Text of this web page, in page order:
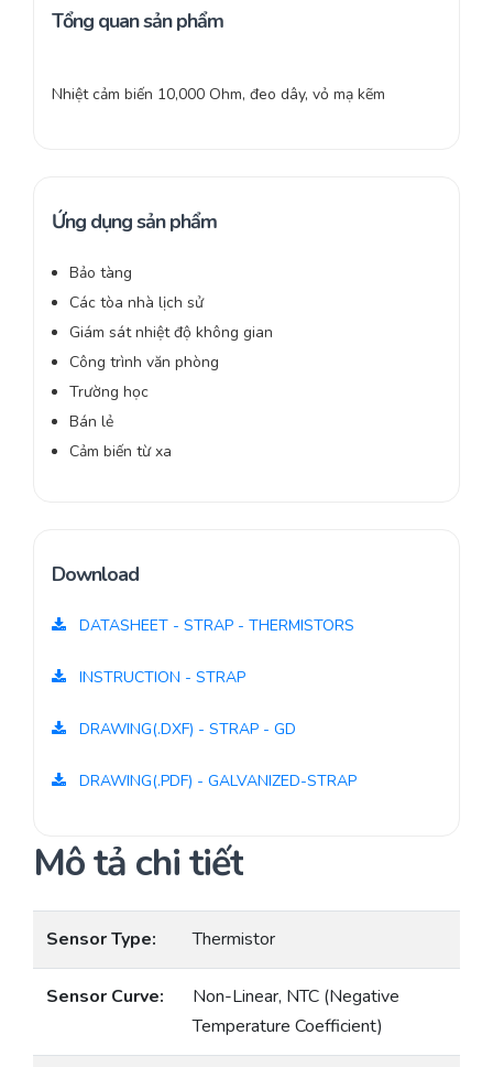
Tổng quan sản phẩm
Nhiệt cảm biến 10,000 Ohm, đeo dây, vỏ mạ kẽm
Ứng dụng sản phẩm
Bảo tàng
Các tòa nhà lịch sử
Giám sát nhiệt độ không gian
Công trình văn phòng
Trường học
Bán lẻ
Cảm biến từ xa
Download
DATASHEET - STRAP - THERMISTORS
INSTRUCTION - STRAP
DRAWING(.DXF) - STRAP - GD
DRAWING(.PDF) - GALVANIZED-STRAP
Mô tả chi tiết
Sensor Type: Thermistor
Sensor Curve:
Non-Linear, NTC (Negative
Temperature Coefficient)